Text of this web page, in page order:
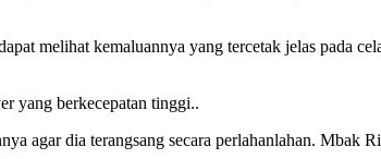
melihat kemaluannya yang tercetak jelas pada
yang berkecepatan tinggi..
agar dia terangsang secara perlahanlahan. Mbak